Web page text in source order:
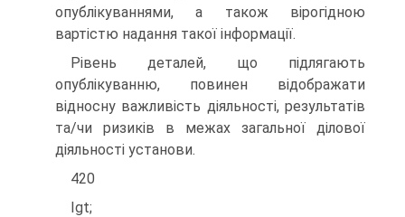
опублікуваннями, а також вірогідною
вартістю надання такої інформації.
Рівень деталей, що підлягають
опублікуванню, повинен відображати
відносну важливість діяльності, результатів
та/чи ризиків в межах загальної ділової
діяльності установи.
420
Іgt;